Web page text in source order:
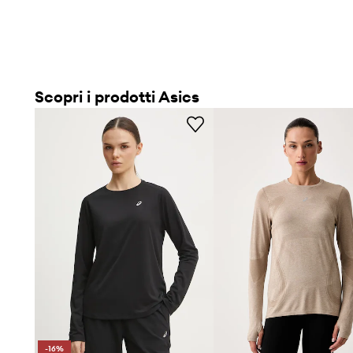
Scopri i prodotti Asics
-16%